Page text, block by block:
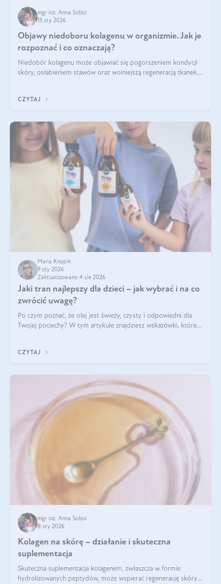
mgr inż. Anna Sobol
15 sty 2026
Objawy niedoboru kolagenu w organizmie. Jak je
rozpoznać i co oznaczają?
Niedobór kolagenu może objawiać się pogorszeniem kondycji
skóry, osłabieniem stawów oraz wolniejszą regeneracją tkanek.
osłabienie włosów.
CZYTAJ
Maria Knapik
9 sty 2026
Zaktualizowano 4 sie 2026
Jaki tran najlepszy dla dzieci – jak wybrać i na co
zwrócić uwagę?
Po czym poznać, że olej jest świeży, czysty i odpowiedni dla
Twojej pociechy? W tym artykule znajdziesz wskazówki, które
CZYTAJ
mgr inż. Anna Sobol
8 sty 2026
Kolagen na skórę – działanie i skuteczna
suplementacja
Skuteczna suplementacja kolagenem, zwłaszcza w formie
hydrolizowanych peptydów, może wspierać regenerację skóry i